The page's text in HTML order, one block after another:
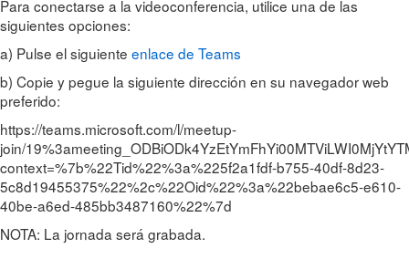
Para conectarse a la videoconferencia, utilice una de las
siguientes opciones:
a) Pulse el siguiente enlace de Teams
b) Copie y pegue la siguiente dirección en su navegador web
preferido:
https://teams.microsoft.com/l/meetup-
join/
context=%7b%22Tid%22%3a%225f2a1fdf-b755-40df-8d23-
5c8d19455375%22%2c%22Oid%22%3a%22bebae6c5-e610-
40be-a6ed-485bb3487160%22%7d
NOTA: La jornada será grabada.